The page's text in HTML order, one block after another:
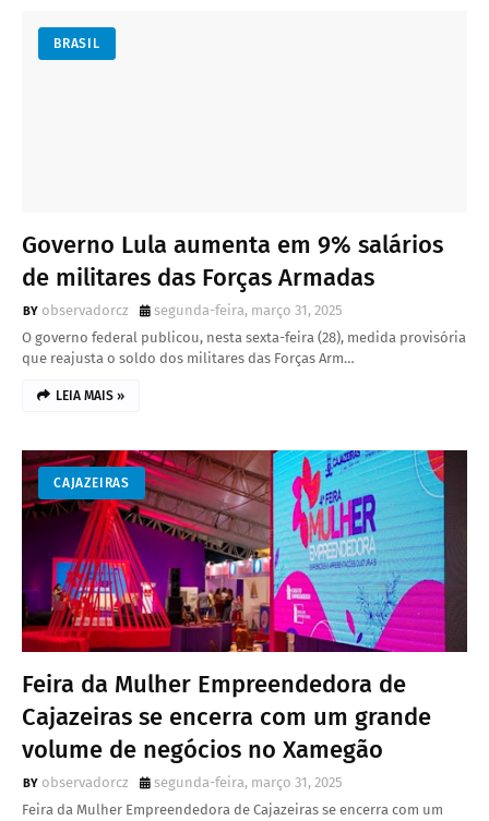
BRASIL
Governo Lula aumenta em 9% salários
de militares das Forças Armadas
observadorcz
segunda-feira, março 31, 2025
O governo federal publicou, nesta sexta-feira (28), medida provisória
que reajusta o soldo dos militares das Forças Arm…
LEIA MAIS »
CAJAZEIRAS
Feira da Mulher Empreendedora de
Cajazeiras se encerra com um grande
volume de negócios no Xamegão
observadorcz
segunda-feira, março 31, 2025
Feira da Mulher Empreendedora de Cajazeiras se encerra com um